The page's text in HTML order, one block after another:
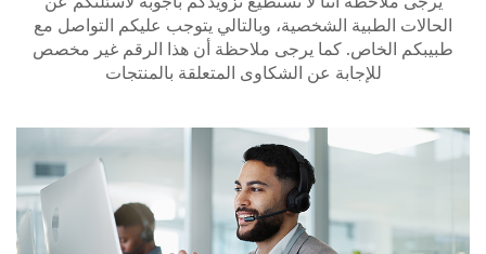
الحالات الطبية الشخصية، وبالتالي يتوجب عليكم التواصل مع
طبيبكم الخاص. كما يرجى ملاحظة أن هذا الرقم غير مخصص
للإجابة عن الشكاوى المتعلقة بالمنتجات